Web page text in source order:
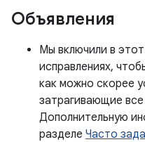
Объявления
Мы включили в
исправлениях,
как можно скорее
затрагивающие
Дополнительную
разделе Часто